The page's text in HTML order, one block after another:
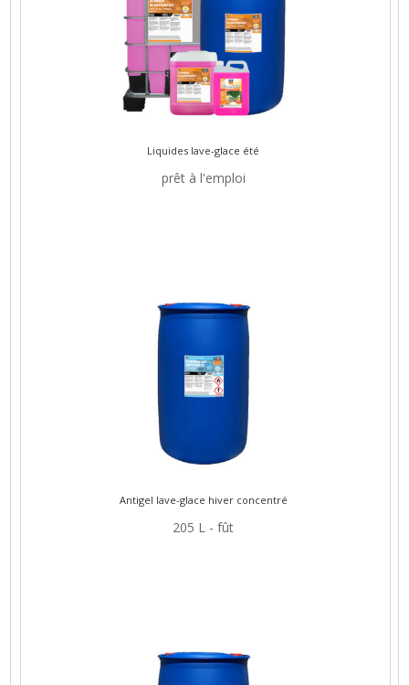
Liquides lave-glace été
prêt à l'emploi
Antigel lave-glace hiver concentré
205 L - fût